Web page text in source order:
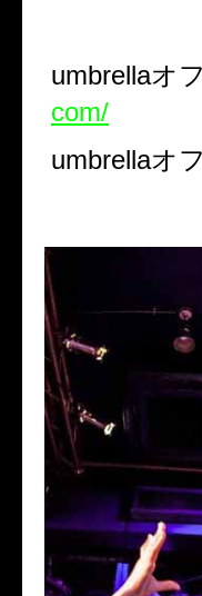
umbrellaオ
com/
umbrellaオ